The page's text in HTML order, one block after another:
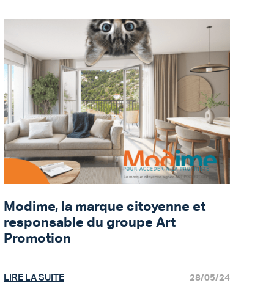
Modime, la marque citoyenne et
responsable du groupe Art
Promotion
LIRE LA SUITE 28/05/24